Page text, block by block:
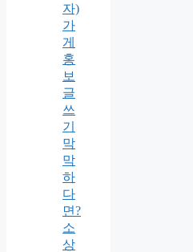
자)
가
게
홍
보
글
쓰
기
막
막
하
다
면?
소
상